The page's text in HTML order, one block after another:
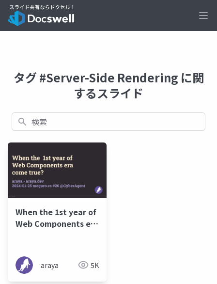
タグ #Server-Side Rendering に関
するスライド
検索
When the 1st year of
Web Components era
araya 5K